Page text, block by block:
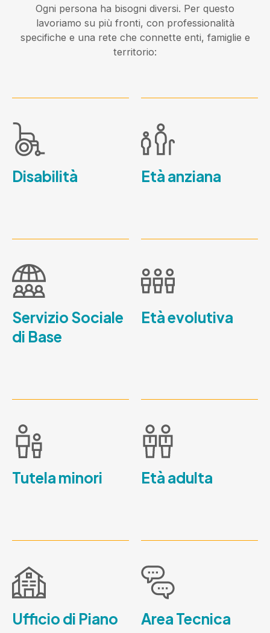
Ogni persona ha bisogni diversi. Per questo
lavoriamo su più fronti, con professionalità
specifiche e una rete che connette enti, famiglie e
territorio:
Disabilità Età anziana
Servizio Sociale
di Base
Età evolutiva
Tutela minori Età adulta
Ufficio di Piano Area Tecnica